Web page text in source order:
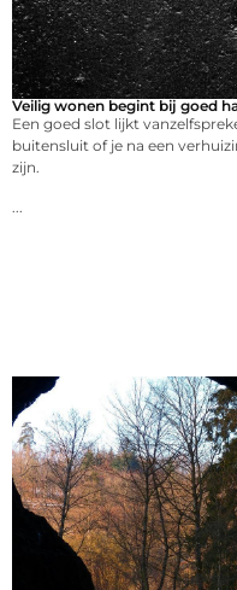
Veilig wonen begint bij goed
Een goed slot lijkt
buitensluit of je na een
zijn.